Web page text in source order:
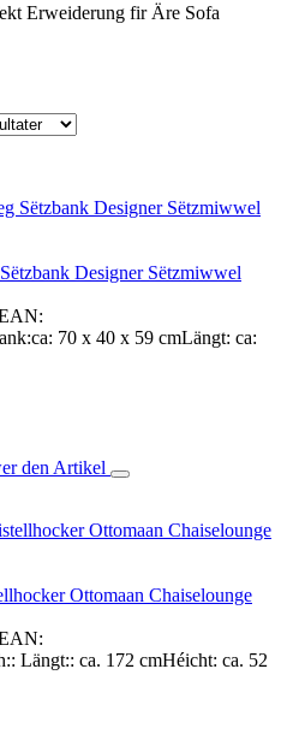
Erweiderung fir Äre Sofa
Designer Sëtzmiwwel
70 x 40 x 59 cmLängt: ca:
den Artikel
Ottomaan Chaiselounge
Längt:: ca. 172 cmHéicht: ca. 52